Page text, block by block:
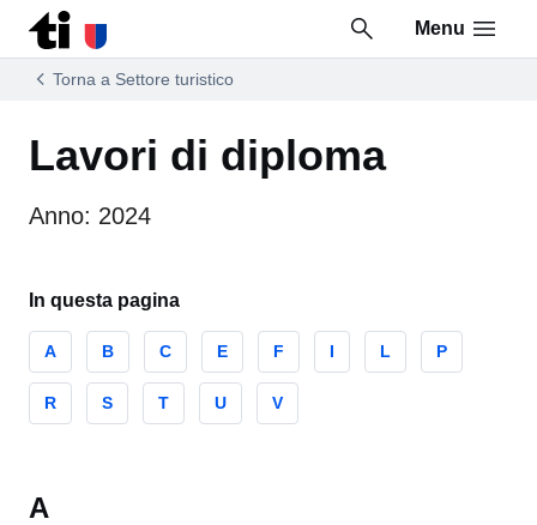
Vai al contenuto della pagina
Vai al piè di pagina
Menu
Torna a Settore turistico
Lavori di diploma
Anno: 2024
In questa pagina
A B C E F I L P
R S T U V
A